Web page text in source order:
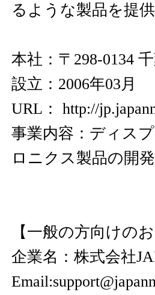
るような製品を提
本社：〒298-0134
設立：2006年03月
URL： http://
事業内容：ディス
ロニクス製品の開
【一般の方向けの
企業名：株式会社